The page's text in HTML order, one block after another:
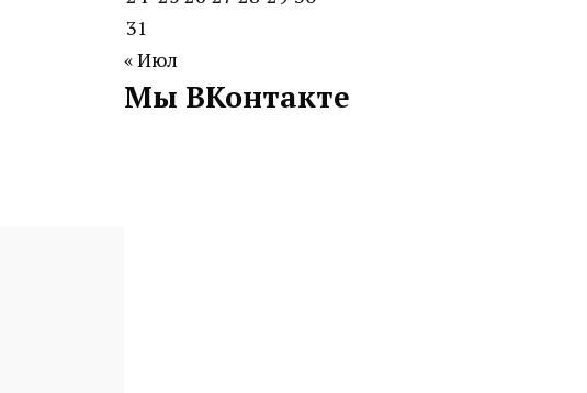
31
« Июл
Мы ВКонтакте